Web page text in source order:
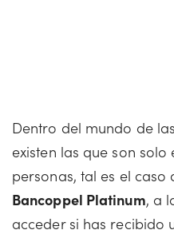
Dentro del mundo de
existen las que son
personas, tal es el caso
Bancoppel Platinum, a
acceder si has recibido